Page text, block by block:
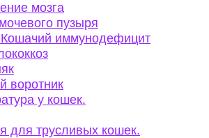
мозга
пузыря
иммунодефицит
воротник
у кошек.
для трусливых кошек.